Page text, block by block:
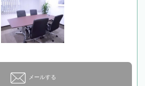
メールする